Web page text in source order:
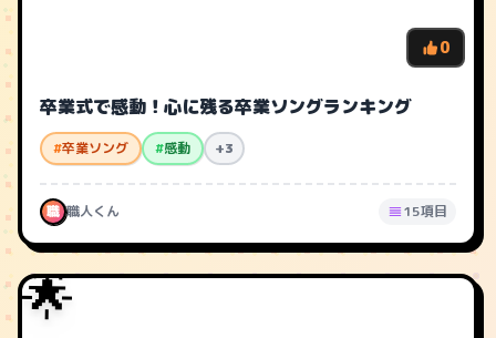
0
卒業式で感動！心に残る卒業ソングランキング
#卒業ソング #感動 +3
職 職人くん 15項目
🌟